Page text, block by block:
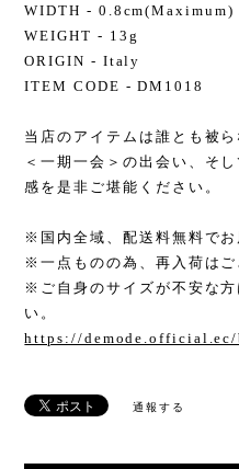
WIDTH - 0.8cm(Maximum)
WEIGHT - 13g
ORIGIN - Italy
ITEM CODE - DM1018
当店のアイテムは誰とも被
＜一期一会＞の出会い、そ
感を是非ご堪能ください。
※国内全域、配送料無料でお
※一点ものの為、再入荷はご
※ご自身のサイズが不安な
い。
https://
通報する